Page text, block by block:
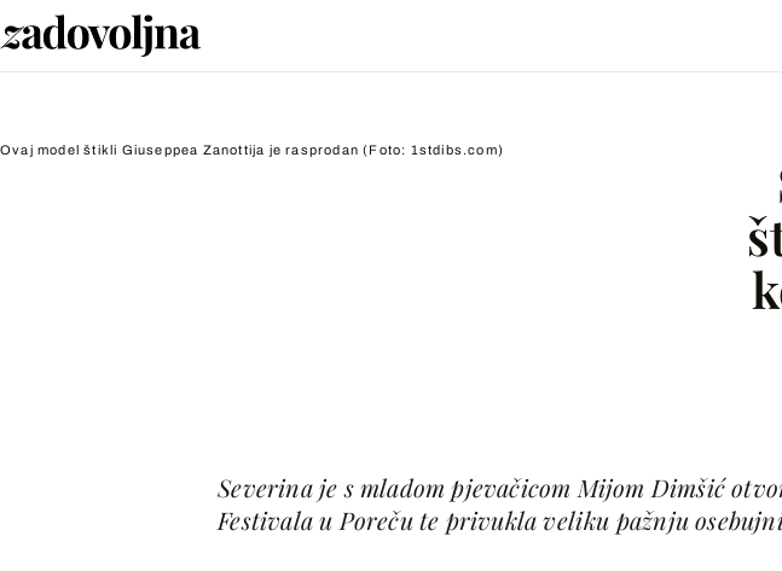
Ovaj model štikli Giuseppea Zanottija je rasprodan(Foto: 1stdibs.com)
Severina je s mladom pjevačicom Mijom Dimšić
Festivala u Poreču te privukla veliku pažnju
Viber